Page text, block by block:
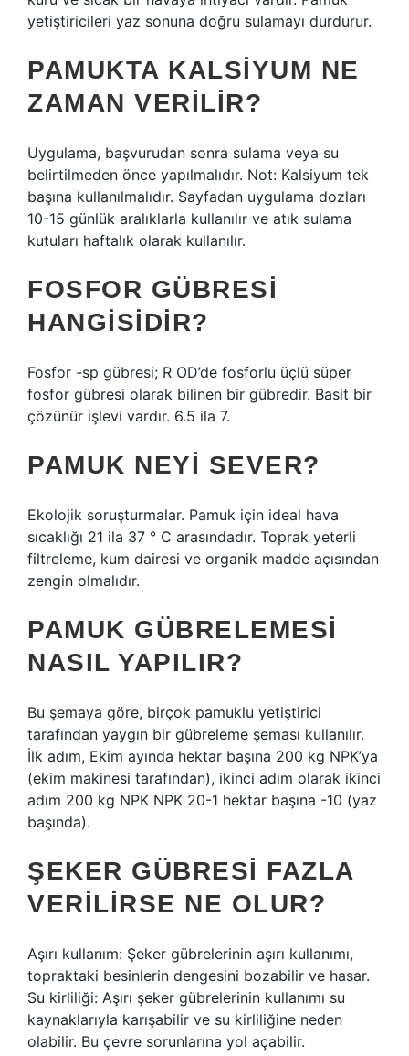
yetiştiricileri yaz sonuna doğru sulamayı durdurur.
PAMUKTA KALSIYUM NE
ZAMAN VERILIR?
Uygulama, başvurudan sonra sulama veya su
belirtilmeden önce yapılmalıdır. Not: Kalsiyum tek
başına kullanılmalıdır. Sayfadan uygulama dozları
10-15 günlük aralıklarla kullanılır ve atık sulama
kutuları haftalık olarak kullanılır.
FOSFOR GÜBRESI
HANGISIDIR?
Fosfor -sp gübresi; R OD’de fosforlu üçlü süper
fosfor gübresi olarak bilinen bir gübredir. Basit bir
çözünür işlevi vardır. 6.5 ila 7.
PAMUK NEYI SEVER?
Ekolojik soruşturmalar. Pamuk için ideal hava
sıcaklığı 21 ila 37 ° C arasındadır. Toprak yeterli
filtreleme, kum dairesi ve organik madde açısından
zengin olmalıdır.
PAMUK GÜBRELEMESI
NASIL YAPILIR?
Bu şemaya göre, birçok pamuklu yetiştirici
tarafından yaygın bir gübreleme şeması kullanılır.
İlk adım, Ekim ayında hektar başına 200 kg NPK’ya
(ekim makinesi tarafından), ikinci adım olarak ikinci
adım 200 kg NPK NPK 20-1 hektar başına -10 (yaz
başında).
ŞEKER GÜBRESI FAZLA
VERILIRSE NE OLUR?
Aşırı kullanım: Şeker gübrelerinin aşırı kullanımı,
topraktaki besinlerin dengesini bozabilir ve hasar.
Su kirliliği: Aşırı şeker gübrelerinin kullanımı su
kaynaklarıyla karışabilir ve su kirliliğine neden
olabilir. Bu çevre sorunlarına yol açabilir.